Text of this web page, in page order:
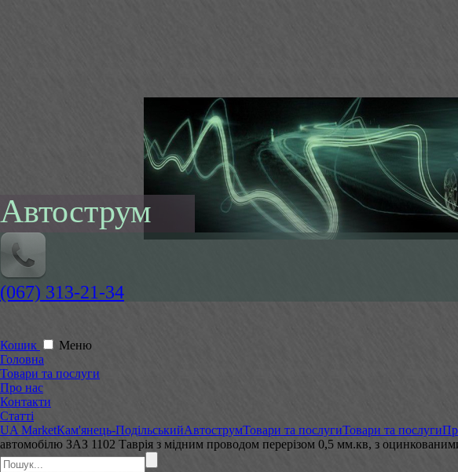
Автострум
(067) 313-21-34
Кошик
Меню
Головна
Товари та послуги
Про нас
Контакти
Статті
UA MarketКам'янець-ПодільськийАвтострумТовари та послугиТовари та послуги
автомобілю ЗАЗ 1102 Таврія з мідним проводом перерізом 0,5 мм.кв, з